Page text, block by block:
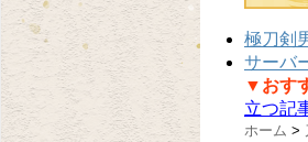
極刀剣
サーバ
▼おす
立つ記
ホーム >